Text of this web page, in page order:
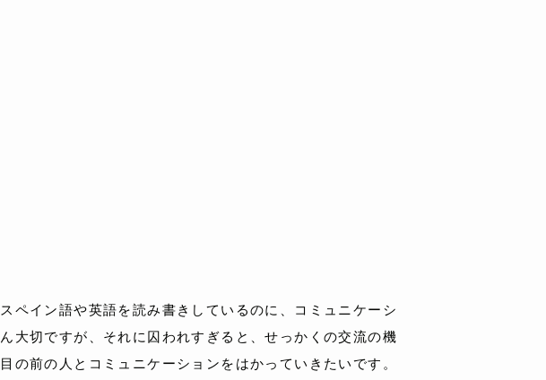
ペイン語や英語を読み書きしているのに、コミュニケーシ
大切ですが、それに囚われすぎると、せっかくの交流の機
前の人とコミュニケーションをはかっていきたいです。